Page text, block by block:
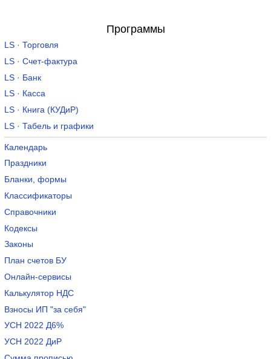
Программы
LS · Торговля
LS · Счет-фактура
LS · Банк
LS · Касса
LS · Книга (КУДиР)
LS · Табель и графики
Календарь
Праздники
Бланки, формы
Классификаторы
Справочники
Кодексы
Законы
План счетов БУ
Онлайн-сервисы
Калькулятор НДС
Взносы ИП "за себя"
УСН 2022 Д6%
УСН 2022 ДиР